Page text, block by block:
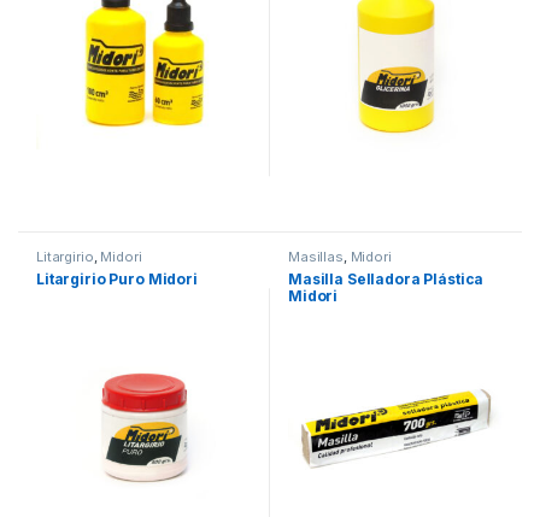
Litargirio, Midori
Litargirio Puro Midori
Masillas, Midori
Masilla Selladora Plástica
Midori